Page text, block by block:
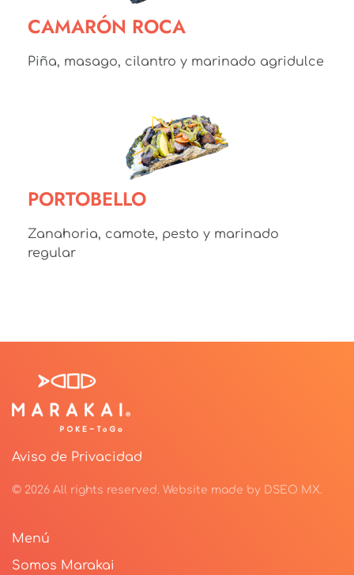
CAMARÓN ROCA
Piña, masago, cilantro y marinado agridulce
PORTOBELLO
Zanahoria, camote, pesto y marinado
regular
Aviso de Privacidad
© 2026 All rights reserved. Website made by DSEO MX.
Menú
Somos Marakai